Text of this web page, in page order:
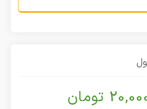
تومان